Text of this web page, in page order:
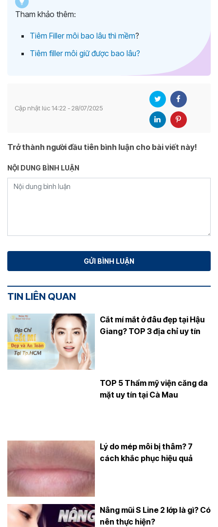
Tham khảo thêm:
Tiêm Filler môi bao lâu thì mềm?
Tiêm filler môi giữ được bao lâu?
Cập nhật lúc 14:22 - 28/07/2025
Trở thành người đầu tiên bình luận cho bài viết này!
NỘI DUNG BÌNH LUẬN
TIN LIÊN QUAN
Cắt mí mắt ở đâu đẹp tại Hậu
Giang? TOP 3 địa chỉ uy tín
TOP 5 Thẩm mỹ viện căng da
mặt uy tín tại Cà Mau
Lý do mép môi bị thâm? 7
cách khắc phục hiệu quả
Nâng mũi S Line 2 lớp là gì? Có
nên thực hiện?